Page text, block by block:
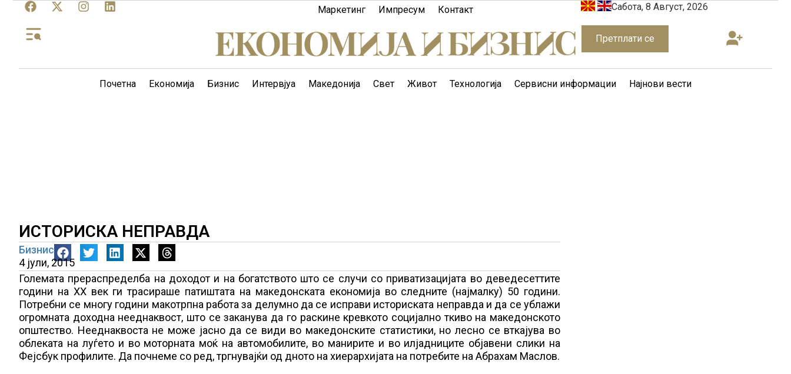
Маркетинг Импресум Контакт Сабота, 8 Август, 2026
Претплати се
Почетна Економија Бизнис Интервјуа Македонија Свет Живот Технологија Сервисни информации Најнови вести
ИСТОРИСКА НЕПРАВДА
Бизнис
4 јули, 2015
Големата прераспределба на доходот и на богатството што се случи со приватизацијата во деведесеттите
години на XX век ги трасираше патиштата на македонската економија во следните (најмалку) 50 години.
Потребни се многу години макотрпна работа за делумно да се исправи историската неправда и да се ублажи
огромната доходна нееднаквост, што се заканува да го раскине кревкото социјално ткиво на македонското
општество. Нееднаквоста не може јасно да се види во македонските статистики, но лесно се вткајува во
облеката на луѓето и во моторната моќ на автомобилите, во манирите и во илјадниците објавени слики на
Фејсбук профилите. Да почнеме со ред, тргнувајќи од дното на хиерархијата на потребите на Абрахам Маслов.